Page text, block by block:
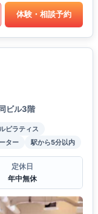
体験・相談予約
ビル3階
ピラティス
ター 駅から5分以内
定休日
年中無休